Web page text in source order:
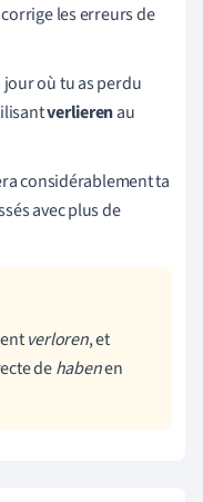
les erreurs de
où tu as perdu
verlierenau
considérablement ta
avec plus de
verloren, et
dehabenen